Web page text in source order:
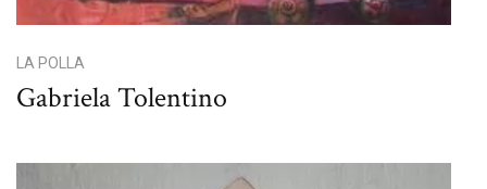
LA POLLA
Gabriela Tolentino